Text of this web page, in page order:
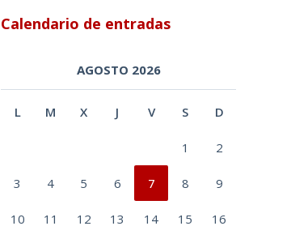
Calendario de entradas
AGOSTO 2026
L M X J V S D
1 2
3 4 5 6 7 8 9
10 11 12 13 14 15 16